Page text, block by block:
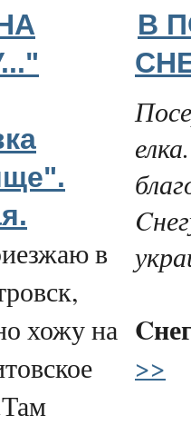
в
хожу на
В
>>